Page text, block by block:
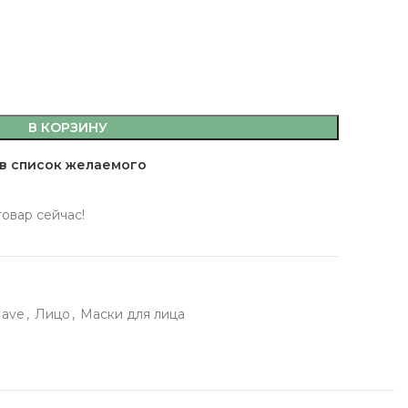
В КОРЗИНУ
список желаемого
сейчас!
, Лицо , Маски для лица